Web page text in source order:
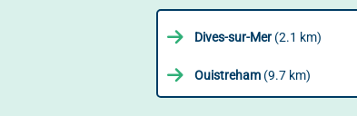
Dives-sur-Mer(2.1 km)
Ouistreham (9.7 km)